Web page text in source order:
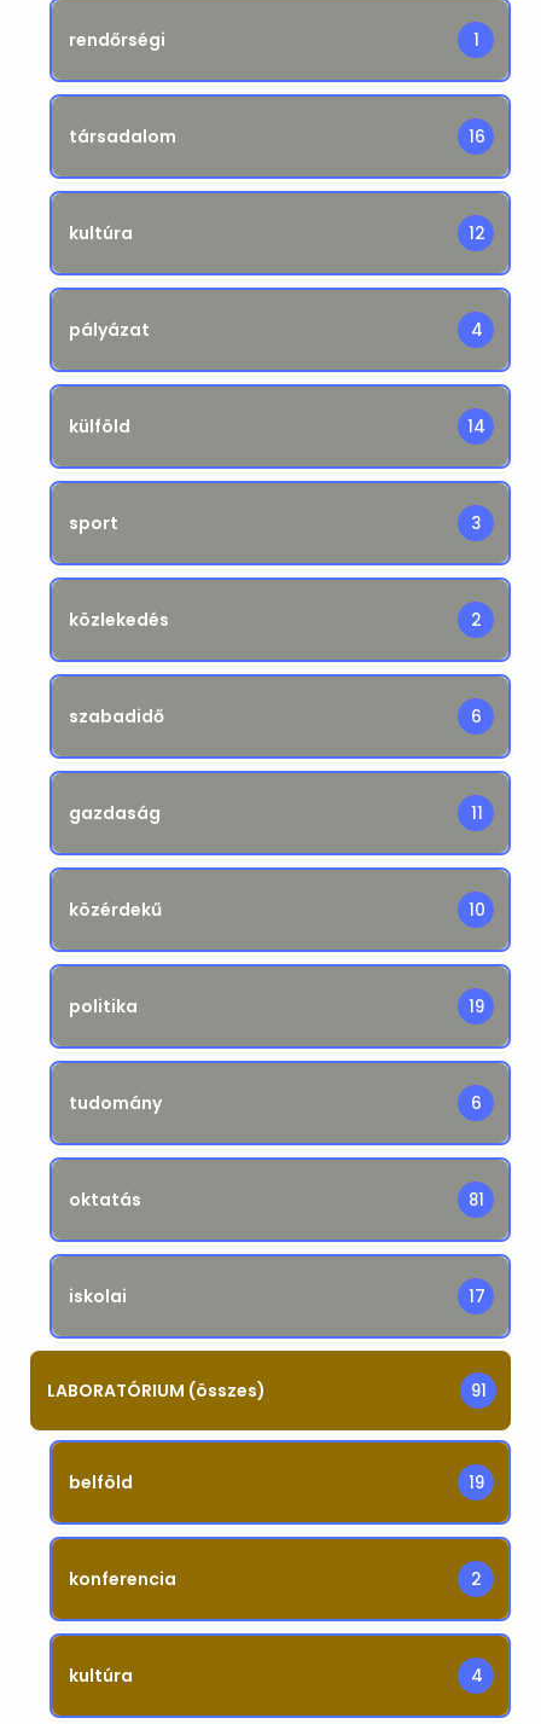
rendőrségi 1
társadalom 16
kultúra 12
pályázat 4
külföld 14
sport 3
közlekedés 2
szabadidő 6
gazdaság 11
közérdekű 10
politika 19
tudomány 6
oktatás 81
iskolai 17
LABORATÓRIUM (összes) 91
belföld 19
konferencia 2
kultúra 4